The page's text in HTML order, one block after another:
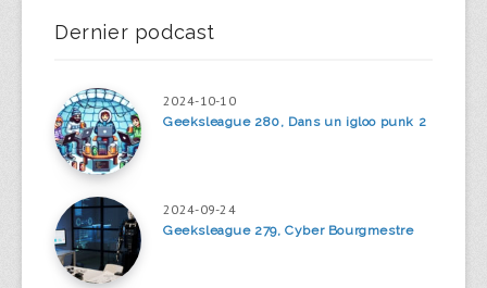
Dernier podcast
2024-10-10
Geeksleague 280, Dans un igloo punk 2
2024-09-24
Geeksleague 279, Cyber Bourgmestre